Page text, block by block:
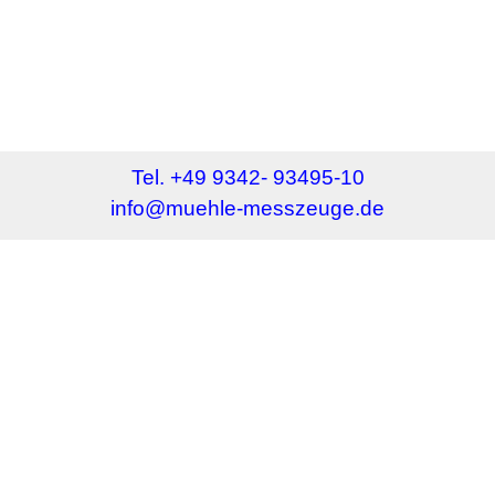
Tel. +49 9342- 93495-10
info@muehle-messzeuge.de